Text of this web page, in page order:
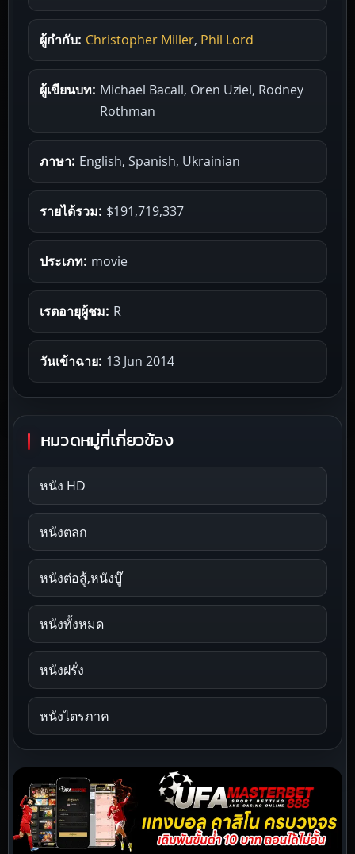
ผู้กำกับ: Christopher Miller, Phil Lord
ผู้เขียนบท: Michael Bacall, Oren Uziel, Rodney
Rothman
ภาษา: English, Spanish, Ukrainian
รายได้รวม: $191,719,337
ประเภท: movie
เรตอายุผู้ชม: R
วันเข้าฉาย: 13 Jun 2014
หมวดหมู่ที่เกี่ยวข้อง
หนัง HD
หนังตลก
หนังต่อสู้,หนังบู๊
หนังทั้งหมด
หนังฝรั่ง
หนังไตรภาค